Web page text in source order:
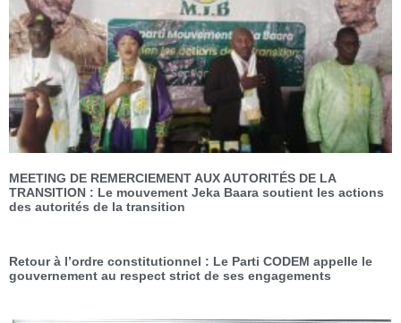
MEETING DE REMERCIEMENT AUX AUTORITÉS DE LA
TRANSITION : Le mouvement Jeka Baara soutient les actions
des autorités de la transition
Retour à l’ordre constitutionnel : Le Parti CODEM appelle le
gouvernement au respect strict de ses engagements